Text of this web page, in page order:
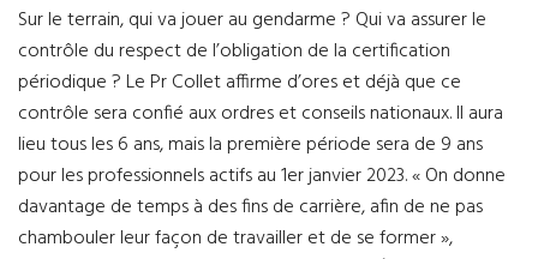
Sur le terrain, qui va jouer au gendarme ? Qui va assurer le
contrôle du respect de l’obligation de la certification
périodique ? Le Pr Collet affirme d’ores et déjà que ce
contrôle sera confié aux ordres et conseils nationaux. Il aura
lieu tous les 6 ans, mais la première période sera de 9 ans
pour les professionnels actifs au 1er janvier 2023. « On donne
davantage de temps à des fins de carrière, afin de ne pas
chambouler leur façon de travailler et de se former »,